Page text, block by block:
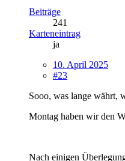
Beiträge
241
Karteneintrag
ja
10. April 2025
#23
Sooo, was lange währt,
Montag haben wir den
Nach einigen